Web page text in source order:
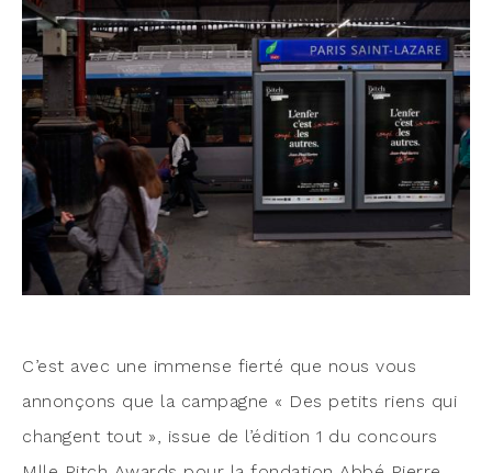
C’est avec une immense fier­té que nous vous
annon­çons que la cam­pagne « Des petits riens qui
changent tout », issue de l’é­di­tion 1 du concours